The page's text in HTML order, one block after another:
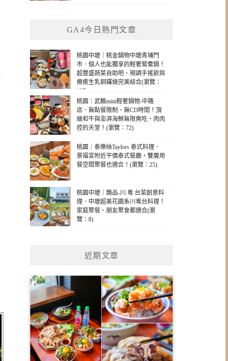
GA4今日熱門文章
桃園中壢｜桃金鍋物中壢青埔門
市．個人也能獨享的輕奢鴛鴦鍋！
超豐盛蔬菜自助吧、現調手搖飲與
療癒生乳銅鑼燒完美結合(瀏覽：
197)
桃園｜武鶴mini輕奢鍋物-中路
店．無點餐限制、無CD時間！頂
級和牛與澎湃海鮮無限爽吃，肉肉
控的天堂！(瀏覽：72)
桃園｜泰樂絲Taylors 泰式料理．
景福宮附近平價泰式餐廳，雙層用
餐空間聚餐也適合！(瀏覽：25)
桃園中壢｜鵲品-川.粵.台菜創意料
理．中壢超美花園系川粵台料理！
家庭聚餐、朋友聚會都適合(瀏
覽：8)
近期文章